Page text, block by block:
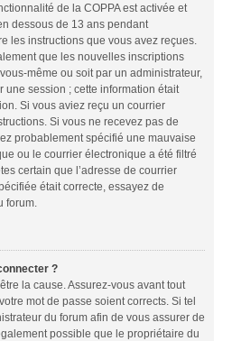
de la COPPA est activée et
dessous de 13 ans pendant
les instructions que vous avez reçues.
que les nouvelles inscriptions
même ou soit par un administrateur,
une session ; cette information était
Si vous aviez reçu un courrier
Si vous ne recevez pas de
probablement spécifié une mauvaise
ou le courrier électronique a été filtré
certain que l’adresse de courrier
était correcte, essayez de
forum.
?
la cause. Assurez-vous avant tout
mot de passe soient corrects. Si tel
du forum afin de vous assurer de
possible que le propriétaire du